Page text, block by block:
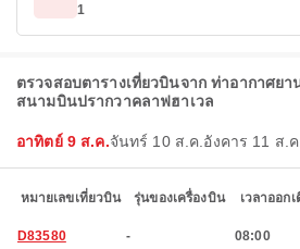
1
ตรวจสอบตารางเที่ยวบินจาก ท่าอากาศยา
สนามบินปรากวาคลาฟฮาเวล
อาทิตย์ 9 ส.ค.จันทร์ 10 ส.ค. อังคาร 11 ส.
หมายเลขเที่ยวบิน รุ่นของเครื่องบิน เวลาออก
D83580 - 08:00